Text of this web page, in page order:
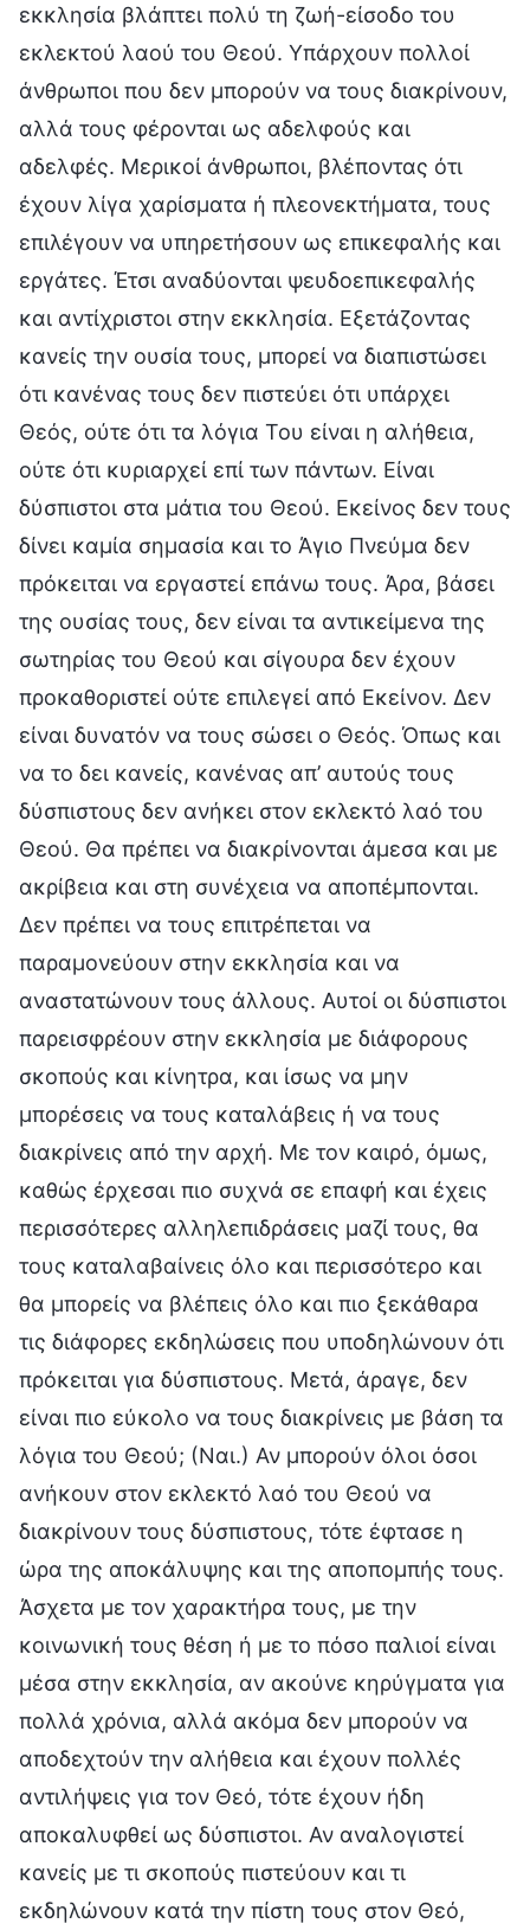
εκκλησία βλάπτει πολύ τη ζωή-είσοδο του
εκλεκτού λαού του Θεού. Υπάρχουν πολλοί
άνθρωποι που δεν μπορούν να τους διακρίνουν,
αλλά τους φέρονται ως αδελφούς και
αδελφές. Μερικοί άνθρωποι, βλέποντας ότι
έχουν λίγα χαρίσματα ή πλεονεκτήματα, τους
επιλέγουν να υπηρετήσουν ως επικεφαλής και
εργάτες. Έτσι αναδύονται ψευδοεπικεφαλής
και αντίχριστοι στην εκκλησία. Εξετάζοντας
κανείς την ουσία τους, μπορεί να διαπιστώσει
ότι κανένας τους δεν πιστεύει ότι υπάρχει
Θεός, ούτε ότι τα λόγια Του είναι η αλήθεια,
ούτε ότι κυριαρχεί επί των πάντων. Είναι
δύσπιστοι στα μάτια του Θεού. Εκείνος δεν τους
δίνει καμία σημασία και το Άγιο Πνεύμα δεν
πρόκειται να εργαστεί επάνω τους. Άρα, βάσει
της ουσίας τους, δεν είναι τα αντικείμενα της
σωτηρίας του Θεού και σίγουρα δεν έχουν
προκαθοριστεί ούτε επιλεγεί από Εκείνον. Δεν
είναι δυνατόν να τους σώσει ο Θεός. Όπως και
να το δει κανείς, κανένας απ’ αυτούς τους
δύσπιστους δεν ανήκει στον εκλεκτό λαό του
Θεού. Θα πρέπει να διακρίνονται άμεσα και με
ακρίβεια και στη συνέχεια να αποπέμπονται.
Δεν πρέπει να τους επιτρέπεται να
παραμονεύουν στην εκκλησία και να
αναστατώνουν τους άλλους. Αυτοί οι δύσπιστοι
παρεισφρέουν στην εκκλησία με διάφορους
σκοπούς και κίνητρα, και ίσως να μην
μπορέσεις να τους καταλάβεις ή να τους
διακρίνεις από την αρχή. Με τον καιρό, όμως,
καθώς έρχεσαι πιο συχνά σε επαφή και έχεις
περισσότερες αλληλεπιδράσεις μαζί τους, θα
τους καταλαβαίνεις όλο και περισσότερο και
θα μπορείς να βλέπεις όλο και πιο ξεκάθαρα
τις διάφορες εκδηλώσεις που υποδηλώνουν ότι
πρόκειται για δύσπιστους. Μετά, άραγε, δεν
είναι πιο εύκολο να τους διακρίνεις με βάση τα
λόγια του Θεού; (Ναι.) Αν μπορούν όλοι όσοι
ανήκουν στον εκλεκτό λαό του Θεού να
διακρίνουν τους δύσπιστους, τότε έφτασε η
ώρα της αποκάλυψης και της αποπομπής τους.
Άσχετα με τον χαρακτήρα τους, με την
κοινωνική τους θέση ή με το πόσο παλιοί είναι
μέσα στην εκκλησία, αν ακούνε κηρύγματα για
πολλά χρόνια, αλλά ακόμα δεν μπορούν να
αποδεχτούν την αλήθεια και έχουν πολλές
αντιλήψεις για τον Θεό, τότε έχουν ήδη
αποκαλυφθεί ως δύσπιστοι. Αν αναλογιστεί
κανείς με τι σκοπούς πιστεύουν και τι
εκδηλώνουν κατά την πίστη τους στον Θεό,